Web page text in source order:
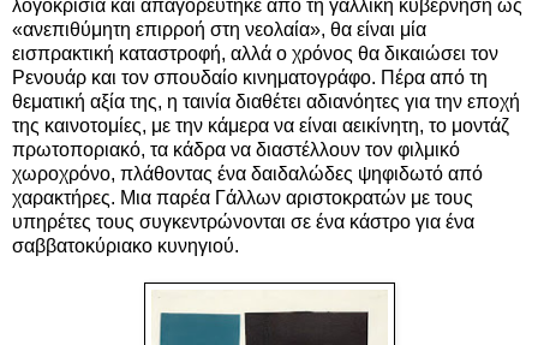
λογοκρισία και απαγορεύτηκε από τη γαλλική κυβέρνηση ως
«ανεπιθύμητη επιρροή στη νεολαία», θα είναι μία
εισπρακτική καταστροφή, αλλά ο χρόνος θα δικαιώσει τον
Ρενουάρ και τον σπουδαίο κινηματογράφο. Πέρα από τη
θεματική αξία της, η ταινία διαθέτει αδιανόητες για την εποχή
της καινοτομίες, με την κάμερα να είναι αεικίνητη, το μοντάζ
πρωτοποριακό, τα κάδρα να διαστέλλουν τον φιλμικό
χωροχρόνο, πλάθοντας ένα δαιδαλώδες ψηφιδωτό από
χαρακτήρες. Μια παρέα Γάλλων αριστοκρατών με τους
υπηρέτες τους συγκεντρώνονται σε ένα κάστρο για ένα
σαββατοκύριακο κυνηγιού.